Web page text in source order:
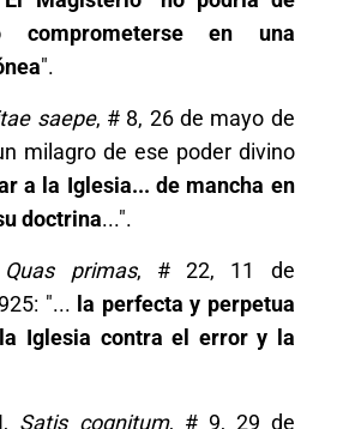
comprometerse en una
".
saepe, # 8, 26 de mayo de
milagro de ese poder divino
a la Iglesia... de mancha en
doctrina...".
Quas primas, # 22, 11 de
"... la perfecta y perpetua
Iglesia contra el error y la
Satis cognitum, # 9, 29 de